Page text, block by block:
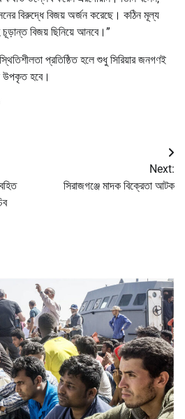
বিরুদ্ধে বিজয় অর্জন করেছে। কঠিন মূল্য
বিজয় ছিনিয়ে আনবে।”
প্রতিষ্ঠিত হলে শুধু সিরিয়ার জনগণই
উপকৃত হবে।
Next:
সিরাজগঞ্জে মাদক বিক্রেতা আটক